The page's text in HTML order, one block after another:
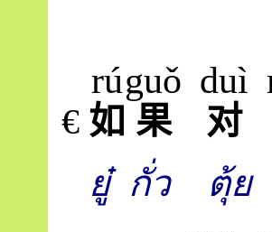
€ 如
rú
果
guǒ
对
duì
ยู๋ กั่ว ตุ้ย